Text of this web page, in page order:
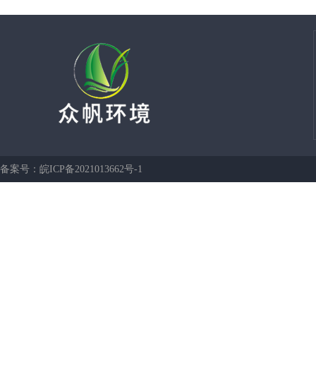
备案号： 皖ICP备2021013662号-1